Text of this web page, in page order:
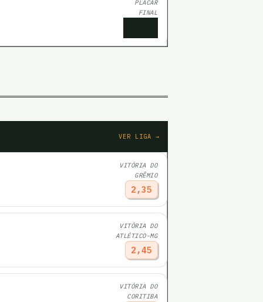
PLACAR
FINAL
VER LIGA →
VITÓRIA DO
GRÊMIO
2,35
VITÓRIA DO
ATLÉTICO-MG
2,45
VITÓRIA DO
CORITIBA